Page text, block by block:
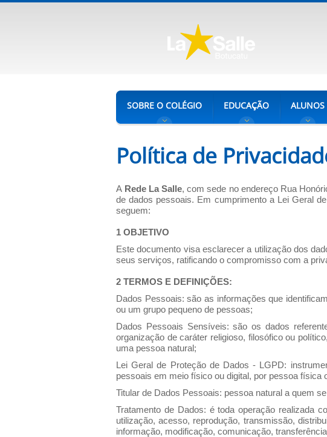
SOBRE O COLÉGIO EDUCAÇÃO ALUNOS
Política de
A Rede La Salle, com sede no endereço Rua
de dados pessoais. Em cumprimento a Lei Geral
seguem:
1 OBJETIVO
Este documento visa esclarecer a utilização dos
seus serviços, ratificando o compromisso com a
2 TERMOS E DEFINIÇÕES:
Dados Pessoais: são as informações que
ou um grupo pequeno de pessoas;
Dados Pessoais Sensíveis: são os dados
organização de caráter religioso, filosófico ou
uma pessoa natural;
Lei Geral de Proteção de Dados - LGPD:
pessoais em meio físico ou digital, por pessoa física
Titular de Dados Pessoais: pessoa natural a quem
Tratamento de Dados: é toda operação realizada
utilização, acesso, reprodução, transmissão,
informação, modificação, comunicação,